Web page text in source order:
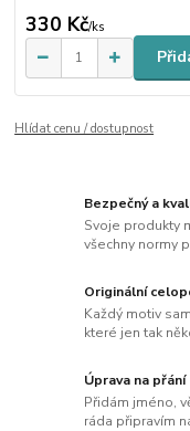
330 Kč/ks
Hlídat cenu / dostupnost
Bezpečný a
Svoje produkty
všechny normy
Originální
Každý motiv
které jen tak
Úprava na přání
Přidám jméno,
ráda připravím